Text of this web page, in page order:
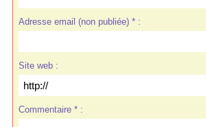
Adresse email (non publiée) * :
Site web :
Commentaire * :